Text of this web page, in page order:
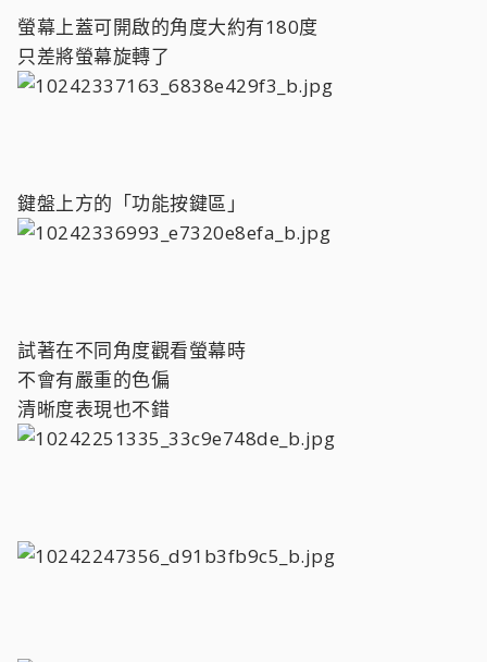
螢幕上蓋可開啟的角度大約有180度
只差將螢幕旋轉了
鍵盤上方的「功能按鍵區」
試著在不同角度觀看螢幕時
不會有嚴重的色偏
清晰度表現也不錯